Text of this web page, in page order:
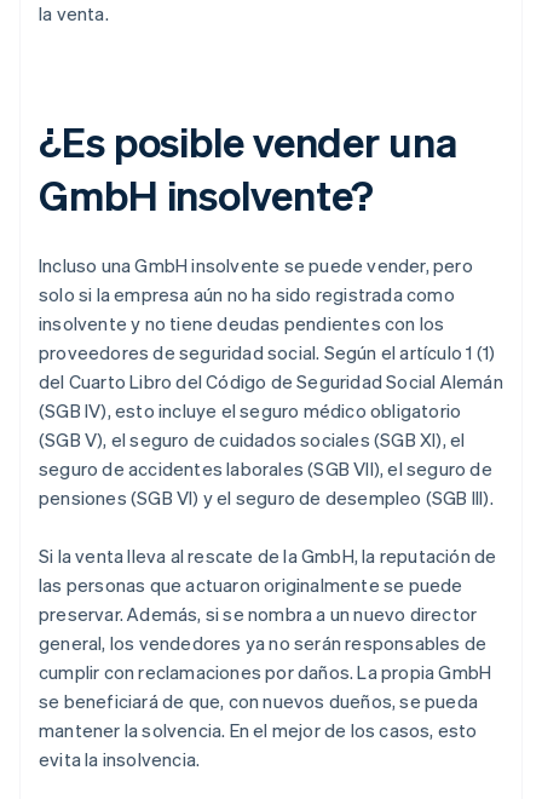
la venta.
¿Es posible vender una
GmbH insolvente?
Incluso una GmbH insolvente se puede vender, pero
solo si la empresa aún no ha sido registrada como
insolvente y no tiene deudas pendientes con los
proveedores de seguridad social. Según el artículo 1 (1)
del Cuarto Libro del Código de Seguridad Social Alemán
(SGB IV), esto incluye el seguro médico obligatorio
(SGB V), el seguro de cuidados sociales (SGB XI), el
seguro de accidentes laborales (SGB VII), el seguro de
pensiones (SGB VI) y el seguro de desempleo (SGB III).
Si la venta lleva al rescate de la GmbH, la reputación de
las personas que actuaron originalmente se puede
preservar. Además, si se nombra a un nuevo director
general, los vendedores ya no serán responsables de
cumplir con reclamaciones por daños. La propia GmbH
se beneficiará de que, con nuevos dueños, se pueda
mantener la solvencia. En el mejor de los casos, esto
evita la insolvencia.